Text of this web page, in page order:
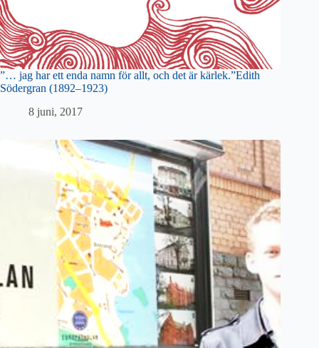
”… jag har ett enda namn för allt, och det är kärlek.”Edith
Södergran (1892–1923)
8 juni, 2017